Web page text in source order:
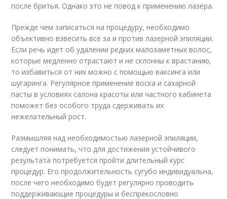
после бритья. Однако это не повод к применению лазера.
Прежде чем записаться на процедуру, необходимо
объективно взвесить все за и против лазерной эпиляции.
Если речь идет об удалении редких малозаметных волос,
которые медленно отрастают и не склонны к врастанию,
то избавиться от них можно с помощью ваксинга или
шугаринга. Регулярное применение воска и сахарной
пасты в условиях салона красоты или частного кабинета
поможет без особого труда сдерживать их
нежелательный рост.
Размышляя над необходимостью лазерной эпиляции,
следует понимать, что для достижения устойчивого
результата потребуется пройти длительный курс
процедур. Его продолжительность сугубо индивидуальна,
после чего необходимо будет регулярно проводить
поддерживающие процедуры и беспрекословно